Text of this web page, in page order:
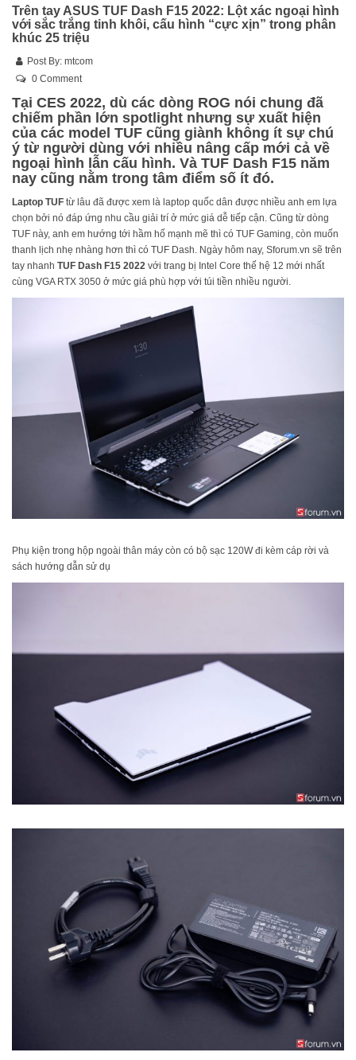
Trên tay ASUS TUF Dash F15 2022: Lột xác ngoại hình
với sắc trắng tinh khôi, cấu hình “cực xịn” trong phân
khúc 25 triệu
Post By: mtcom
0 Comment
Tại CES 2022, dù các dòng ROG nói chung đã
chiếm phần lớn spotlight nhưng sự xuất hiện
của các model TUF cũng giành không ít sự chú
ý từ người dùng với nhiều nâng cấp mới cả về
ngoại hình lẫn cấu hình. Và TUF Dash F15 năm
nay cũng nằm trong tâm điểm số ít đó.
Laptop TUF từ lâu đã được xem là laptop quốc dân được nhiều anh em lựa
chọn bởi nó đáp ứng nhu cầu giải trí ở mức giá dễ tiếp cận. Cũng từ dòng
TUF này, anh em hướng tới hầm hố mạnh mẽ thì có TUF Gaming, còn muốn
thanh lịch nhẹ nhàng hơn thì có TUF Dash. Ngày hôm nay, Sforum.vn sẽ trên
tay nhanh TUF Dash F15 2022 với trang bị Intel Core thế hệ 12 mới nhất
cùng VGA RTX 3050 ở mức giá phù hợp với túi tiền nhiều người.
Phụ kiện trong hộp ngoài thân máy còn có bộ sạc 120W đi kèm cáp rời và
sách hướng dẫn sử dụ